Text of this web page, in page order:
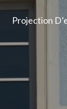
Projection